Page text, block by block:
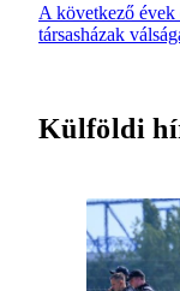
A következő
társasházak
Külföldi